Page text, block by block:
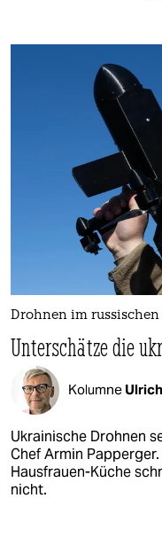
Drohnen im
Unterschätze die
Kolumne
Ukrainische Drohnen
Chef Armin
Hausfrauen-Küche
nicht.